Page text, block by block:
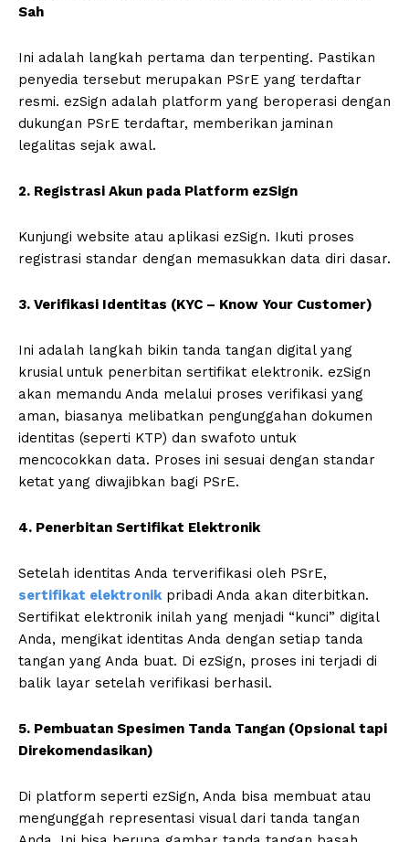
Sah
Ini adalah langkah pertama dan terpenting. Pastikan
penyedia tersebut merupakan PSrE yang terdaftar
resmi. ezSign adalah platform yang beroperasi dengan
dukungan PSrE terdaftar, memberikan jaminan
legalitas sejak awal.
2. Registrasi Akun pada Platform ezSign
Kunjungi website atau aplikasi ezSign. Ikuti proses
registrasi standar dengan memasukkan data diri dasar.
3. Verifikasi Identitas (KYC – Know Your Customer)
Ini adalah langkah bikin tanda tangan digital yang
krusial untuk penerbitan sertifikat elektronik. ezSign
akan memandu Anda melalui proses verifikasi yang
aman, biasanya melibatkan pengunggahan dokumen
identitas (seperti KTP) dan swafoto untuk
mencocokkan data. Proses ini sesuai dengan standar
ketat yang diwajibkan bagi PSrE.
4. Penerbitan Sertifikat Elektronik
Setelah identitas Anda terverifikasi oleh PSrE,
sertifikat elektronikpribadi Anda akan diterbitkan.
Sertifikat elektronik inilah yang menjadi “kunci” digital
Anda, mengikat identitas Anda dengan setiap tanda
tangan yang Anda buat. Di ezSign, proses ini terjadi di
balik layar setelah verifikasi berhasil.
5. Pembuatan Spesimen Tanda Tangan (Opsional tapi
Direkomendasikan)
Di platform seperti ezSign, Anda bisa membuat atau
mengunggah representasi visual dari tanda tangan